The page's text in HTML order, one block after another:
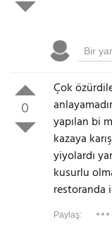
0
Çok
yapılan bi
kazaya
yiyolardı
kusurlu
restoranda
Paylaş: